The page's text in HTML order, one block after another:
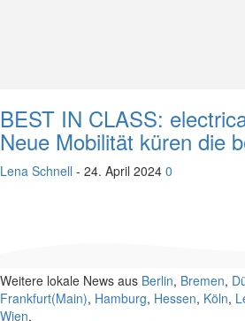
BEST IN CLASS:
Neue Mobilität küren die
Lena Schnell - 24. April 2024 0
Weitere lokale News aus Berlin, Bremen,
Frankfurt(Main), Hamburg, Hessen, Köln,
Wien.